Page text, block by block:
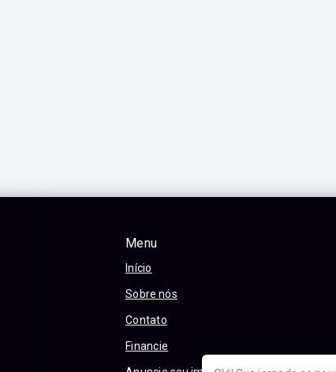
Menu
Início
Sobre nós
Contato
Financie